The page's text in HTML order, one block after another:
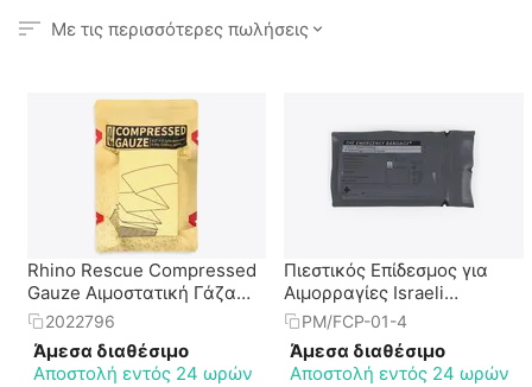
Με τις περισσότερες πωλήσεις
Rhino Rescue Compressed
Gauze Αιμοστατική Γάζα
Εμποτισμού Z-Fold -
2022796
Άμεσα διαθέσιμο
Αποστολή εντός 24 ωρών
Πιεστικός Επίδεσμος για
Αιμορραγίες Israeli
Emergency Bandage 4"
FCP-01 || 10cm
PM/FCP-01-4
Άμεσα διαθέσιμο
Αποστολή εντός 24 ωρών